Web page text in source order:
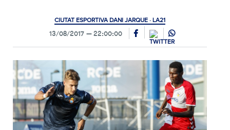
CIUTAT ESPORTIVA DANI JARQUE · LA21
13/08/2017 22:00:00